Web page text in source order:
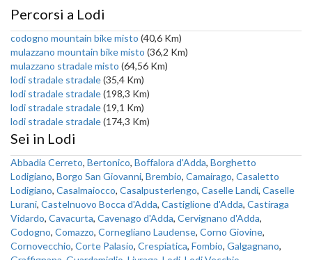
Percorsi a Lodi
codogno mountain bike misto (40,6 Km)
mulazzano mountain bike misto (36,2 Km)
mulazzano stradale misto (64,56 Km)
lodi stradale stradale(35,4 Km)
lodi stradale stradale(198,3 Km)
lodi stradale stradale(19,1 Km)
lodi stradale stradale(174,3 Km)
Sei in Lodi
Abbadia Cerreto, Bertonico, Boffalora d'Adda, Borghetto
Lodigiano, Borgo San Giovanni, Brembio, Camairago, Casaletto
Lodigiano, Casalmaiocco, Casalpusterlengo, Caselle Landi, Caselle
Lurani, Castelnuovo Bocca d'Adda, Castiglione d'Adda, Castiraga
Vidardo, Cavacurta, Cavenago d'Adda, Cervignano d'Adda,
Codogno, Comazzo, Cornegliano Laudense, Corno Giovine,
Cornovecchio, Corte Palasio, Crespiatica, Fombio, Galgagnano,